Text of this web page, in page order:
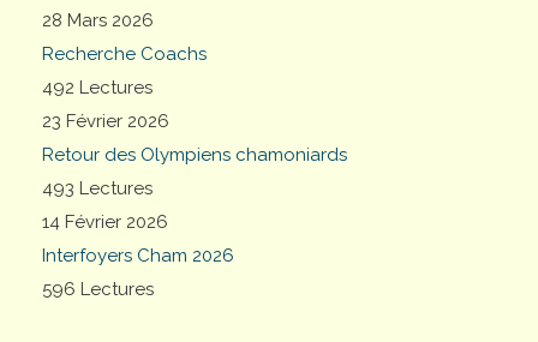
28 Mars 2026
Recherche Coachs
492 Lectures
23 Février 2026
Retour des Olympiens chamoniards
493 Lectures
14 Février 2026
Interfoyers Cham 2026
596 Lectures